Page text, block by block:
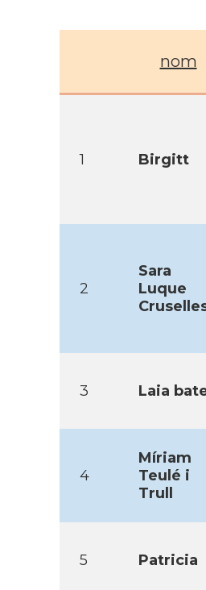
nom
1 Birgitt
2
Sara
Luque
3 Laia
4
Mí­riam
Teulé i
Trull
5 Patricia